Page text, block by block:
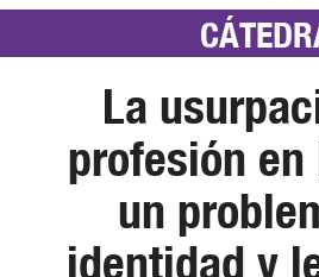
La
profesión en
un
identidad y